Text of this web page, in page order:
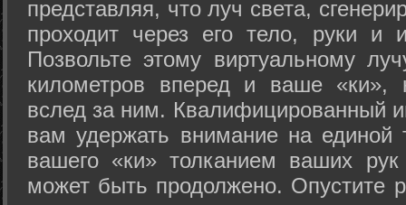
представляя, что луч света,
проходит через его тело, руки и
Позвольте этому виртуальному
километров вперед и ваше «ки»,
вслед за ним. Квалифицированный
вам удержать внимание на единой
вашего «ки» толканием ваших
может быть продолжено. Опустите